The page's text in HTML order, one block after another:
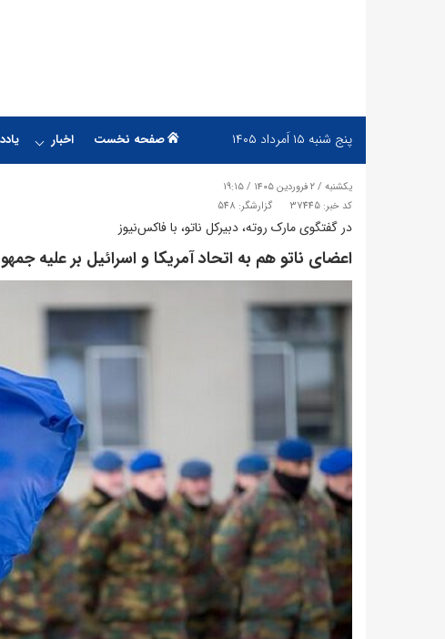
پنج شنبه ۱۵ اَمرداد ۱۴۰۵ صفحه نخست اخبار
یکشنبه / ۲ فروردین ۱۴۰۵ / ۱۹:۱۵
کد خبر: 37445
گزارشگر: 548
در گفتگوی مارک روته، دبیرکل ناتو، با فاکس‌نیوز
اعضای ناتو هم به اتحاد آمریکا و اسرائیل بر علیه